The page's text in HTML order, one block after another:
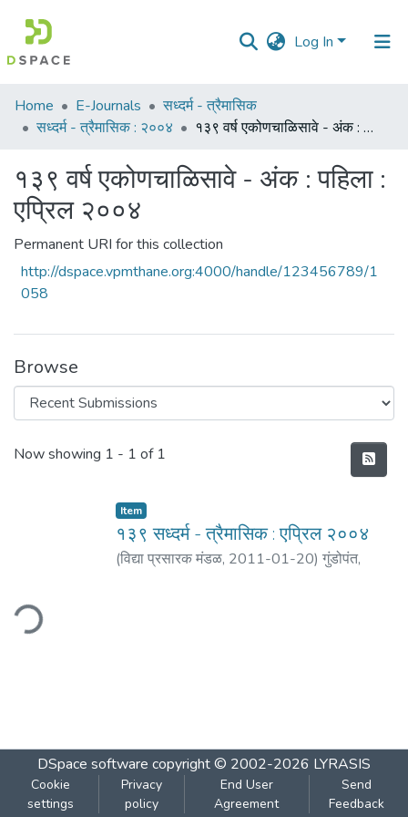
Log In
Communities
&
All of DSpace
Home E-Journals
सध्दर्म - त्रैमासिक
सध्दर्म - त्रैमासिक : २००४
१३९ वर्ष एकोणचाळिसावे - अंक : पहिला : एप्रिल २००४
१३९ वर्ष एकोणचाळिसावे - अंक : पहिला :
एप्रिल २००४
Permanent URI for this collection
http://dspace.vpmthane.org:4000/handle/123456789/1
058
Browse
Recent Submissions
Now showing 1 - 1 of 1
Item
१३९ सध्दर्म - त्रैमासिक : एप्रिल २००४
(विद्या प्रसारक मंडळ, 2011-01-20) गुंडोपंत,
DSpace software copyright © 2002-2026 LYRASIS
Cookie
settings
Privacy
policy
End User
Agreement
Send
Feedback